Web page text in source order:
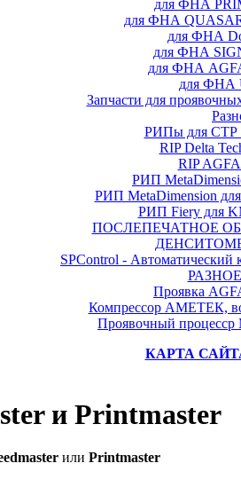
для ФНА
для ФНА
для ФНА
для ФНА
для ФНА
для ФНА
Запчасти для
РИПы для
RIP Delta
RIP
РИП
РИП MetaDimension для
РИП Fiery для
ПОСЛЕПЕЧАТНОЕ
SPControl - Автоматический
РАЗНОЕ
Проявка
Компрессор АМЕТЕК,
Проявочный процесср
КАРТА
и Printmaster
или Printmaster